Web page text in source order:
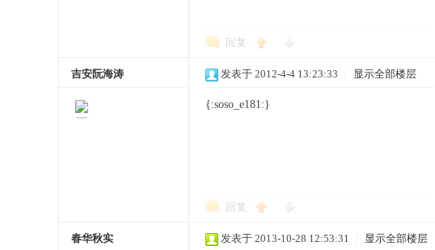
回复
吉安阮海涛 发表于 2012-4-4 13:23:33 显示全部楼层
{:soso_e181:}
回复
春华秋实 发表于 2013-10-28 12:53:31 显示全部楼层